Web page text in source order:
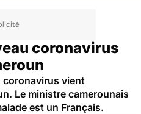
coronavirus
coronavirus vient
Le ministre camerounais
est un Français.